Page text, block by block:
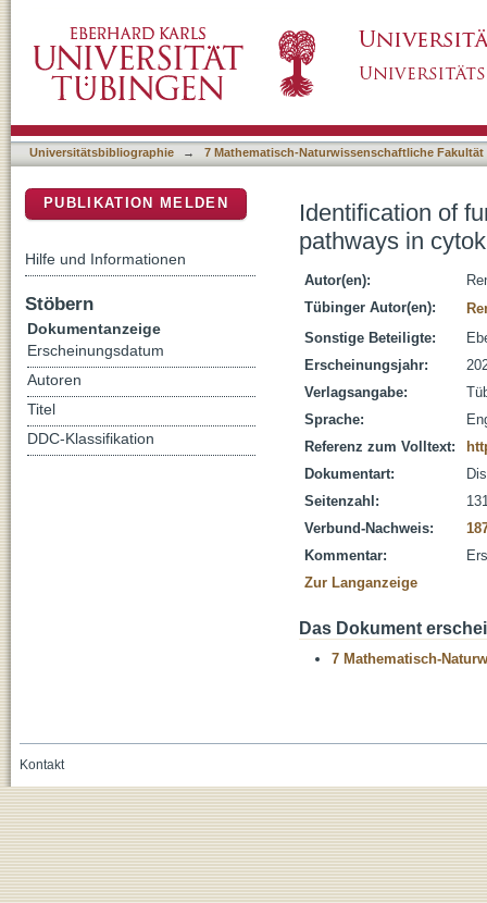
senescence
Universitätsbibliographie → 7 Mathematisch-Naturwissenschaftliche Fakultät
Identification of
pathways in
Autor(en):
Tübinger Autor(en):
Sonstige Beteiligte:
Erscheinungsjahr:
Verlagsangabe:
Sprache:
Referenz zum Volltext:
Dokumentart:
Seitenzahl:
Verbund-Nachweis:
Kommentar:
Zur Langanzeige
Das Dokument
7 Mathematisch-
PUBLIKATION MELDEN
Hilfe und Informationen
Stöbern
Dokumentanzeige
Erscheinungsdatum
Autoren
Titel
DDC-Klassifikation
Kontakt